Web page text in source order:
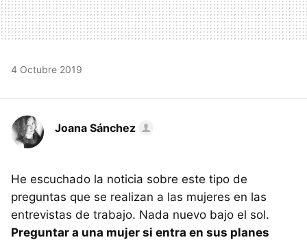
4 Octubre 2019
Joana Sánchez
He escuchado la noticia sobre este tipo de
preguntas que se realizan a las mujeres en las
entrevistas de trabajo. Nada nuevo bajo el sol.
Preguntar a una mujer si entra en sus planes